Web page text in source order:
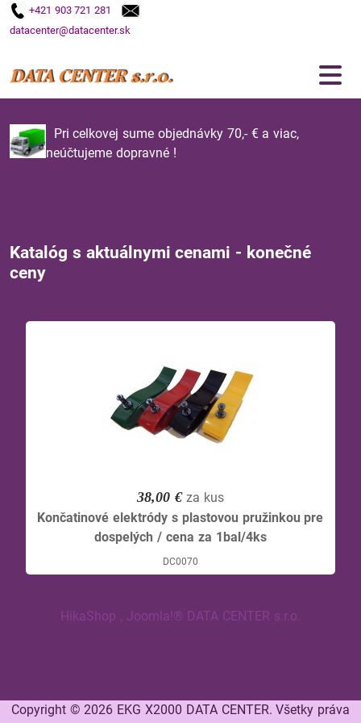
+421 903 721 281
datacenter@datacenter.sk
Pri celkovej sume objednávky 70,- € a viac,
neúčtujeme dopravné !
Katalóg s aktuálnymi cenami - konečné
ceny
38,00 € za kus
Končatinové elektródy s plastovou pružinkou pre
dospelých / cena za 1bal/4ks
DC0070
HikaShop , Joomla!® DATA CENTER s.r.o.
Copyright © 2026 EKG X2000 DATA CENTER. Všetky práva